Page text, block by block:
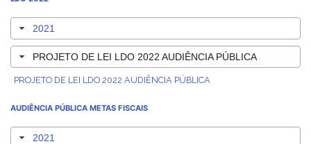
2021
PROJETO DE LEI LDO 2022 AUDIÊNCIA PÚBLICA
PROJETO DE LEI LDO 2022 AUDIÊNCIA PÚBLICA
AUDIÊNCIA PÚBLICA METAS FISCAIS
2021